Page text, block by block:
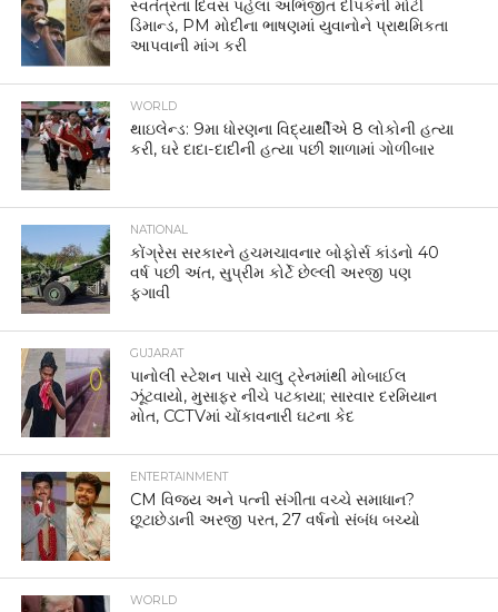
સ્વતંત્રતા દિવસ પહેલાં અભિજીત દીપકેની મોટી
ડિમાન્ડ, PM મોદીના ભાષણમાં યુવાનોને પ્રાથમિકતા
આપવાની માંગ કરી
WORLD
થાઇલેન્ડ: 9મા ધોરણના વિદ્યાર્થીએ 8 લોકોની હત્યા
કરી, ઘરે દાદા-દાદીની હત્યા પછી શાળામાં ગોળીબાર
NATIONAL
કોંગ્રેસ સરકારને હચમચાવનાર બોફોર્સ કાંડનો 40
વર્ષ પછી અંત, સુપ્રીમ કોર્ટે છેલ્લી અરજી પણ
ફગાવી
GUJARAT
પાનોલી સ્ટેશન પાસે ચાલુ ટ્રેનમાંથી મોબાઈલ
ઝૂંટવાયો, મુસાફર નીચે પટકાયા; સારવાર દરમિયાન
મોત, CCTVમાં ચોંકાવનારી ઘટના કેદ
ENTERTAINMENT
CM વિજય અને પત્ની સંગીતા વચ્ચે સમાધાન?
છૂટાછેડાની અરજી પરત, 27 વર્ષનો સંબંધ બચ્યો
WORLD